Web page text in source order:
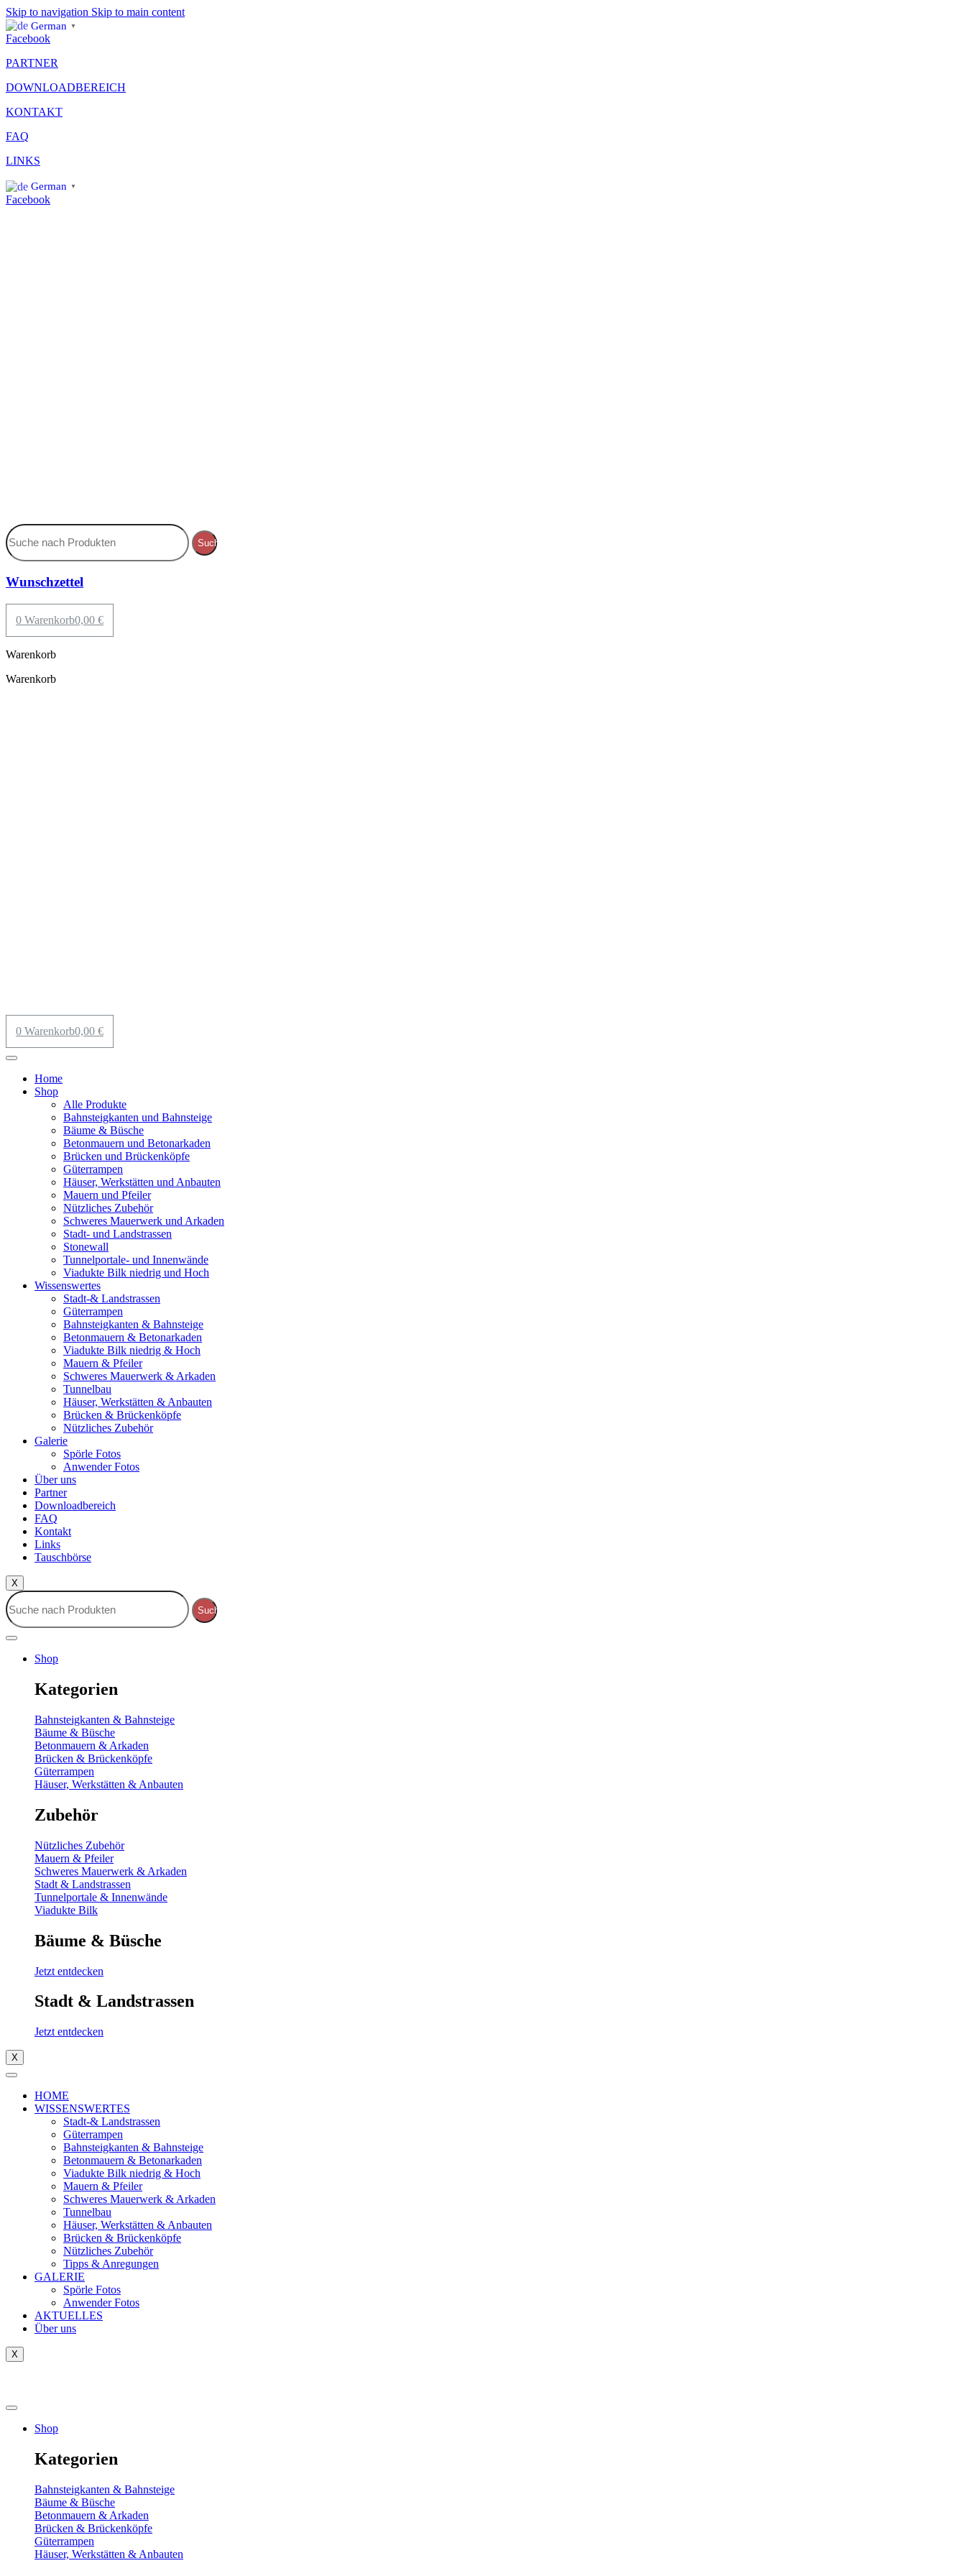
Skip to navigation Skip to main content
German ▼
Facebook
PARTNER
DOWNLOADBEREICH
KONTAKT
FAQ
LINKS
German ▼
Facebook
Suche
Wunschzettel
0,00 €
0 Warenkorb
Warenkorb
Warenkorb
0,00 €
0 Warenkorb
Home
Shop
Alle Produkte
Bahnsteigkanten und Bahnsteige
Bäume & Büsche
Betonmauern und Betonarkaden
Brücken und Brückenköpfe
Güterrampen
Häuser, Werkstätten und Anbauten
Mauern und Pfeiler
Nützliches Zubehör
Schweres Mauerwerk und Arkaden
Stadt- und Landstrassen
Stonewall
Tunnelportale- und Innenwände
Viadukte Bilk niedrig und Hoch
Wissenswertes
Stadt-& Landstrassen
Güterrampen
Bahnsteigkanten & Bahnsteige
Betonmauern & Betonarkaden
Viadukte Bilk niedrig & Hoch
Mauern & Pfeiler
Schweres Mauerwerk & Arkaden
Tunnelbau
Häuser, Werkstätten & Anbauten
Brücken & Brückenköpfe
Nützliches Zubehör
Galerie
Spörle Fotos
Anwender Fotos
Über uns
Partner
Downloadbereich
FAQ
Kontakt
Links
Tauschbörse
X
Suche
Shop
Kategorien
Bahnsteigkanten & Bahnsteige
Bäume & Büsche
Betonmauern & Arkaden
Brücken & Brückenköpfe
Güterrampen
Häuser, Werkstätten & Anbauten
Zubehör
Nützliches Zubehör
Mauern & Pfeiler
Schweres Mauerwerk & Arkaden
Stadt & Landstrassen
Tunnelportale & Innenwände
Viadukte Bilk
Bäume & Büsche
Jetzt entdecken
Stadt & Landstrassen
Jetzt entdecken
X
HOME
WISSENSWERTES
Stadt-& Landstrassen
Güterrampen
Bahnsteigkanten & Bahnsteige
Betonmauern & Betonarkaden
Viadukte Bilk niedrig & Hoch
Mauern & Pfeiler
Schweres Mauerwerk & Arkaden
Tunnelbau
Häuser, Werkstätten & Anbauten
Brücken & Brückenköpfe
Nützliches Zubehör
Tipps & Anregungen
GALERIE
Spörle Fotos
Anwender Fotos
AKTUELLES
Über uns
X
Shop
Kategorien
Bahnsteigkanten & Bahnsteige
Bäume & Büsche
Betonmauern & Arkaden
Brücken & Brückenköpfe
Güterrampen
Häuser, Werkstätten & Anbauten